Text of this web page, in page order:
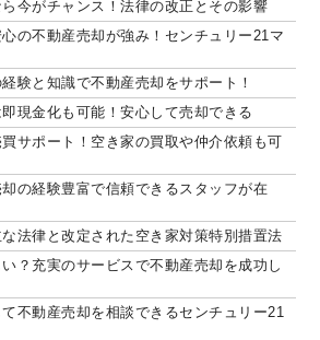
今がチャンス！法律の改正とその影響
の不動産売却が強み！センチュリー21マ
験と知識で不動産売却をサポート！
現金化も可能！安心して売却できる
サポート！空き家の買取や仲介依頼も可
の経験豊富で信頼できるスタッフが在
法律と改定された空き家対策特別措置法
？充実のサービスで不動産売却を成功し
不動産売却を相談できるセンチュリー21